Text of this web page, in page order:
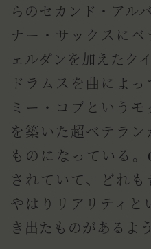
らのセカンド・アル
ナー・サックスに
ェルダンを加えたク
ドラムスを曲によ
ミー・コブという
を築いた超ベテラ
ものになっている。
されていて、どれも
やはりリアリティと
き出たものがあるよ